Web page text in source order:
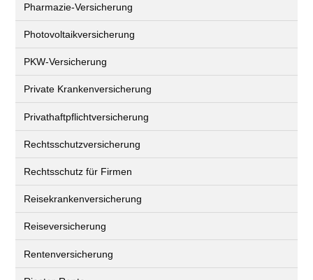
Pharmazie-Versicherung
Photovoltaikversicherung
PKW-Versicherung
Private Krankenversicherung
Privathaftpflichtversicherung
Rechtsschutzversicherung
Rechtsschutz für Firmen
Reisekrankenversicherung
Reiseversicherung
Rentenversicherung